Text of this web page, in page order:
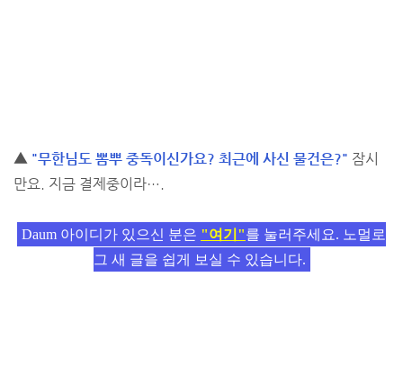
▲ "무한님도 뽐뿌 중독이신가요? 최근에 사신 물건은?" 잠시
만요. 지금 결제중이라….
Daum 아이디가 있으신 분은 "여기"를 눌러주세요. 노멀로
그 새 글을 쉽게 보실 수 있습니다.